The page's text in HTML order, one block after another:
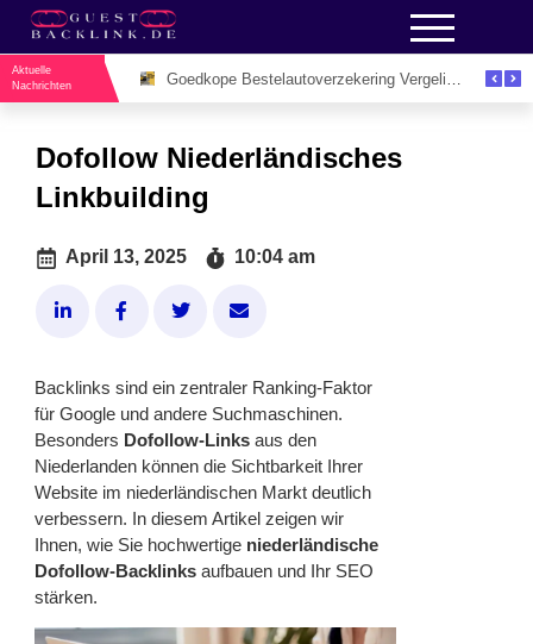
Aktuelle
Nachrichten
Dofollow Niederländisches
Linkbuilding
April 13, 2025 10:04 am
Backlinks sind ein zentraler Ranking-Faktor
für Google und andere Suchmaschinen.
Besonders Dofollow-Links aus den
Niederlanden können die Sichtbarkeit Ihrer
Website im niederländischen Markt deutlich
verbessern. In diesem Artikel zeigen wir
Ihnen, wie Sie hochwertige niederländische
Dofollow-Backlinks aufbauen und Ihr SEO
stärken.